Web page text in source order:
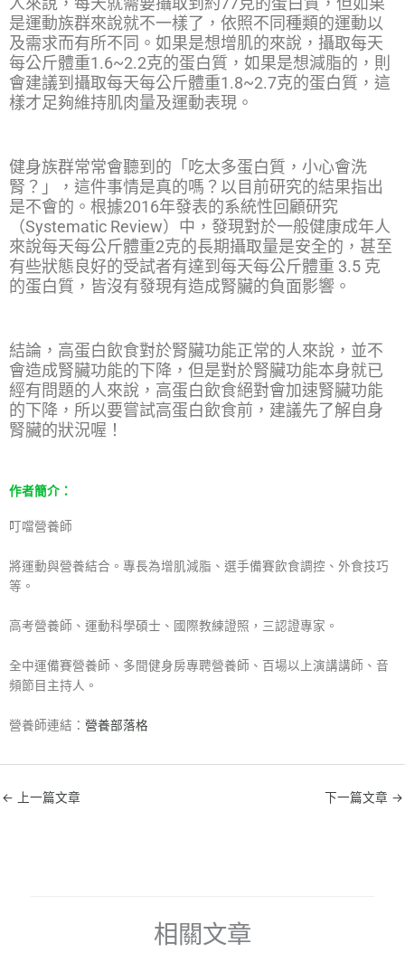
是運動族群來說就不一樣了，依照不同種類的運動以
及需求而有所不同。如果是想增肌的來說，攝取每天
每公斤體重1.6~2.2克的蛋白質，如果是想減脂的，則
會建議到攝取每天每公斤體重1.8~2.7克的蛋白質，這
樣才足夠維持肌肉量及運動表現。
健身族群常常會聽到的「吃太多蛋白質，小心會洗
腎？」，這件事情是真的嗎？以目前研究的結果指出
是不會的。根據2016年發表的系統性回顧研究
（Systematic Review）中，發現對於一般健康成年人
來說每天每公斤體重2克的長期攝取量是安全的，甚至
有些狀態良好的受試者有達到每天每公斤體重 3.5 克
的蛋白質，皆沒有發現有造成腎臟的負面影響。
結論，高蛋白飲食對於腎臟功能正常的人來說，並不
會造成腎臟功能的下降，但是對於腎臟功能本身就已
經有問題的人來說，高蛋白飲食絕對會加速腎臟功能
的下降，所以要嘗試高蛋白飲食前，建議先了解自身
腎臟的狀況喔！
作者簡介：
叮噹營養師
將運動與營養結合。專長為增肌減脂、選手備賽飲食調控、外食技巧
等。
高考營養師、運動科學碩士、國際教練證照，三認證專家。
全中運備賽營養師、多間健身房專聘營養師、百場以上演講講師、音
頻節目主持人。
營養師連結： 營養部落格
← 上一篇文章 下一篇文章 →
相關文章